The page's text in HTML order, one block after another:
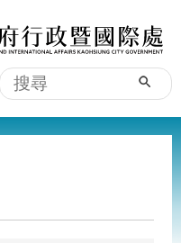
搜
尋